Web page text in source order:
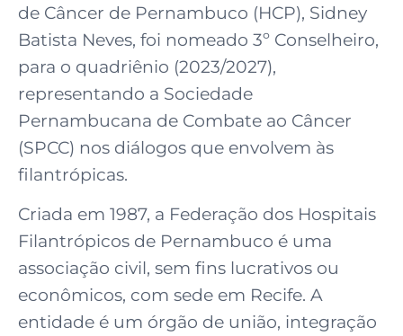
de Câncer de Pernambuco (HCP), Sidney
Batista Neves, foi nomeado 3º Conselheiro,
para o quadriênio (2023/2027),
representando a Sociedade
Pernambucana de Combate ao Câncer
(SPCC) nos diálogos que envolvem às
filantrópicas.
Criada em 1987, a Federação dos Hospitais
Filantrópicos de Pernambuco é uma
associação civil, sem fins lucrativos ou
econômicos, com sede em Recife. A
entidade é um órgão de união, integração